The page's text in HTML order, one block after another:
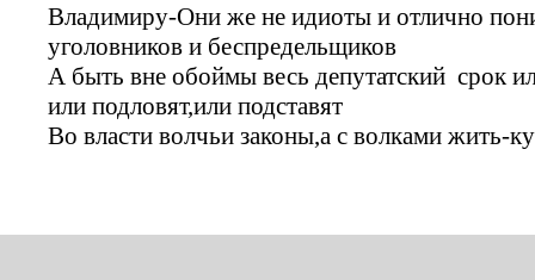
Владимиру-Они же не идиоты и отлично
уголовников и беспредельщиков
А быть вне обоймы весь депутатский срок
или подловят,или подставят
Во власти волчьи законы,а с волками жить-